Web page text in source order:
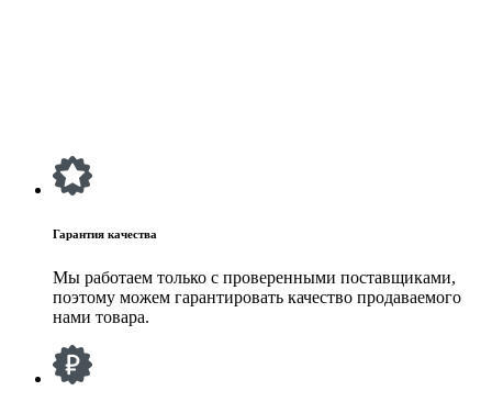
Гарантия качества
Мы работаем только с проверенными поставщиками,
поэтому можем гарантировать качество продаваемого
нами товара.